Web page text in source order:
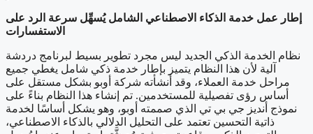
إطار عمل خدمة الذكاء الاصطناعي الشامل يُسهِّل سرعة الرد على
الاستفسارات
نظام الخدمة الذكي الجديد ليس مجرد تطوير بسيط لبرنامج دردشة
آلية لأن هذا النظام يتميز بإطار خدمة ذكي شامل يغطي جميع
مراحل خدمة العملاء، وقد أنشأته شركة أوبو بشكل مستقل على
أساس رؤى تفصيلية للمستخدمين. تم إنشاء هذا النظام بناءً على
نموذج أنديز جي بي تي الذي صممته أوبو، وهو يشكل أساسًا لخدمة
ذاتية التحسين تعتمد على التحليل الدلالي بالذكاء الاصطناعي،